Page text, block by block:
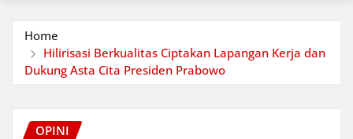
Home
Hilirisasi Berkualitas Ciptakan Lapangan Kerja dan
Dukung Asta Cita Presiden Prabowo
OPINI